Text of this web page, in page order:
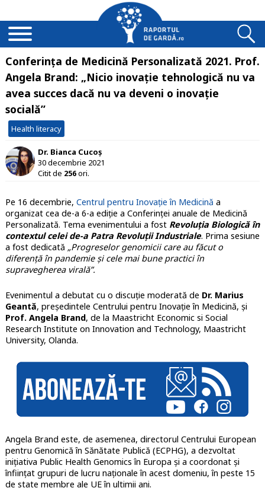
Conferința de Medicină Personalizată 2021. Prof.
Angela Brand: „Nicio inovație tehnologică nu va
avea succes dacă nu va deveni o inovație
socială”
Health literacy
Dr. Bianca Cucoș
30 decembrie 2021
Citit de 256ori.
Pe 16 decembrie, Centrul pentru Inovație în Medicină a
organizat cea de-a 6-a ediție a Conferinței anuale de Medicină
Personalizată. Tema evenimentului a fost Revoluția Biologică în
contextul celei de-a Patra Revoluții Industriale. Prima sesiune
a fost dedicată „Progreselor genomicii care au făcut o
diferență în pandemie și cele mai bune practici în
supravegherea virală”.
Evenimentul a debutat cu o discuție moderată de Dr. Marius
Geantă, președintele Centrului pentru Inovație în Medicină, și
Prof. Angela Brand, de la Maastricht Economic si Social
Research Institute on Innovation and Technology, Maastricht
University, Olanda.
Angela Brand este, de asemenea, directorul Centrului European
pentru Genomică în Sănătate Publică (ECPHG), a dezvoltat
inițiativa Public Health Genomics în Europa și a coordonat și
înființat grupuri de lucru naționale în acest domeniu, în peste 15
de state membre ale UE în ultimii ani.